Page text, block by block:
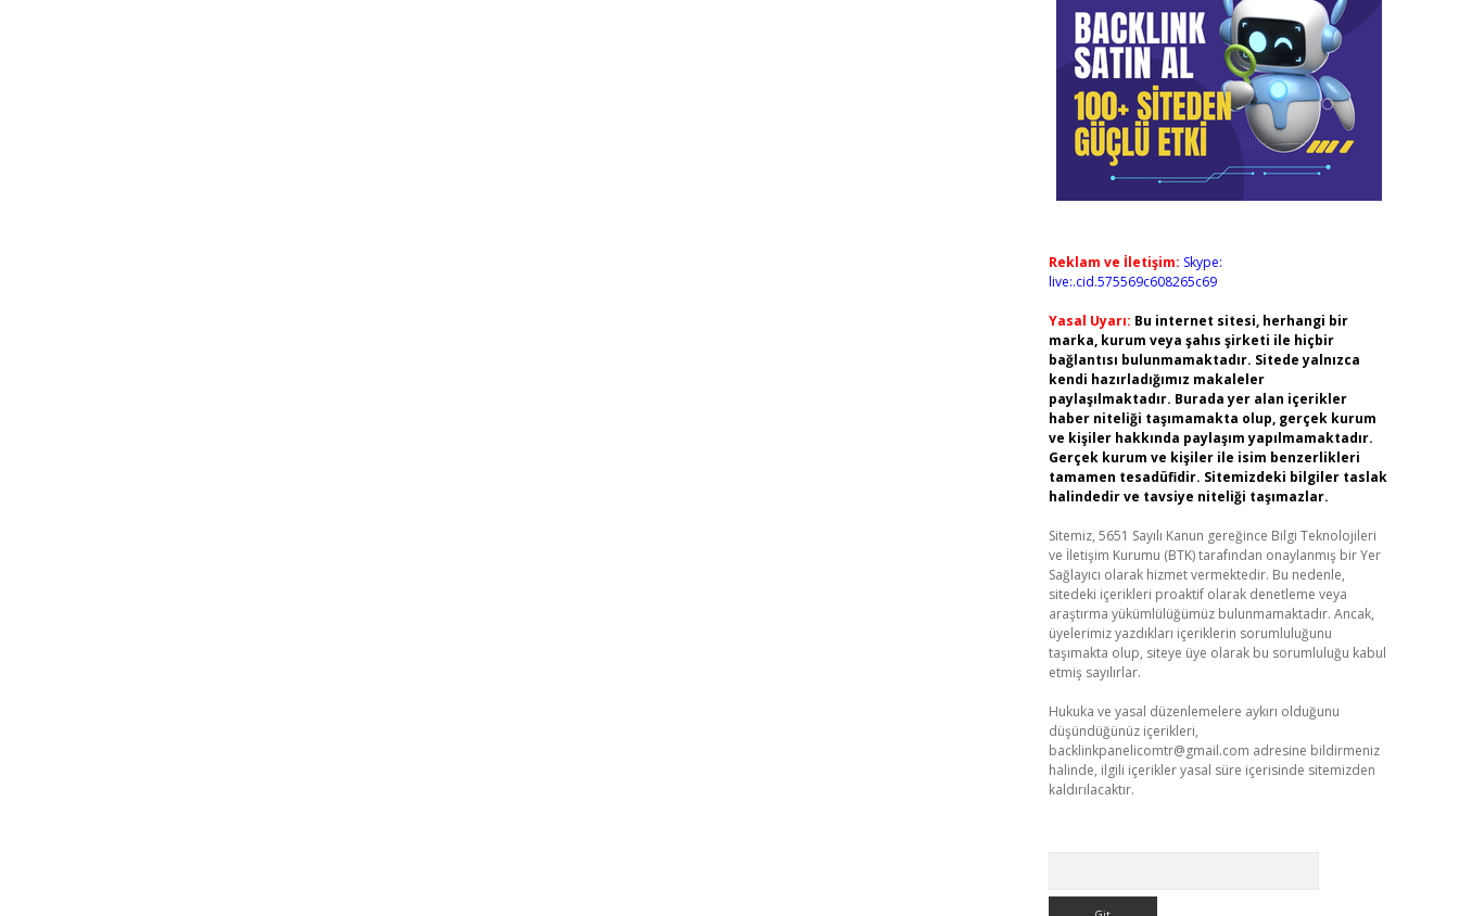
Reklam ve İletişim: Skype:
live:.cid.575569c608265c69
Yasal Uyarı: Bu internet sitesi, herhangi bir
marka, kurum veya şahıs şirketi ile hiçbir
bağlantısı bulunmamaktadır. Sitede yalnızca
kendi hazırladığımız makaleler
paylaşılmaktadır. Burada yer alan içerikler
haber niteliği taşımamakta olup, gerçek kurum
ve kişiler hakkında paylaşım yapılmamaktadır.
Gerçek kurum ve kişiler ile isim benzerlikleri
tamamen tesadüfidir. Sitemizdeki bilgiler taslak
halindedir ve tavsiye niteliği taşımazlar.
Sitemiz, 5651 Sayılı Kanun gereğince Bilgi Teknolojileri
ve İletişim Kurumu (BTK) tarafından onaylanmış bir Yer
Sağlayıcı olarak hizmet vermektedir. Bu nedenle,
sitedeki içerikleri proaktif olarak denetleme veya
araştırma yükümlülüğümüz bulunmamaktadır. Ancak,
üyelerimiz yazdıkları içeriklerin sorumluluğunu
taşımakta olup, siteye üye olarak bu sorumluluğu kabul
etmiş sayılırlar.
Hukuka ve yasal düzenlemelere aykırı olduğunu
düşündüğünüz içerikleri,
backlinkpanelicomtr@gmail.com adresine bildirmeniz
halinde, ilgili içerikler yasal süre içerisinde sitemizden
kaldırılacaktır.